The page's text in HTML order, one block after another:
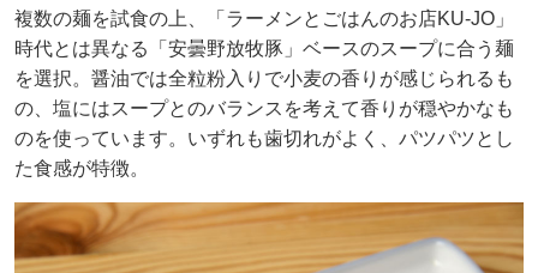
複数の麺を試食の上、「ラーメンとごはんのお店KU-JO」
時代とは異なる「安曇野放牧豚」ベースのスープに合う麺
を選択。醤油では全粒粉入りで小麦の香りが感じられるも
の、塩にはスープとのバランスを考えて香りが穏やかなも
のを使っています。いずれも歯切れがよく、パツパツとし
た食感が特徴。